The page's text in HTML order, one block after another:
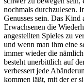
nochmals durchzulesen.
Genusses sein. Das
Erwachsenen die
angestellten Spieles zu
und wenn man ihm eine
immer wieder die
besteht unerbittlich auf
verbessert jede
kommen läßt, mit der er